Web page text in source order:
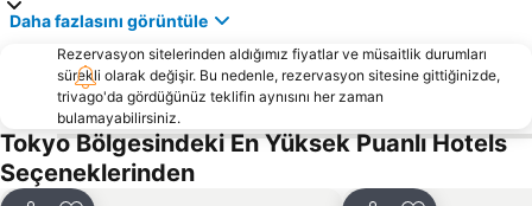
Tokyo Dome City
Higashi ginza Station
Shimbashi Metro Station
Tokyo Big Sight
Tokyo Disney Resort
Roppongi İstasyonu
Taito
Harajuku İstasyonu
Sumida
Iidabashi Station
Daha fazlasını görüntüle
Rezervasyon sitelerinden aldığımız fiyatlar ve müsaitlik durumları
sürekli olarak değişir. Bu nedenle, rezervasyon sitesine gittiğinizde,
trivago'da gördüğünüz teklifin aynısını her zaman
bulamayabilirsiniz.
Tokyo Bölgesindeki En Yüksek Puanlı Hotels
Seçeneklerinden